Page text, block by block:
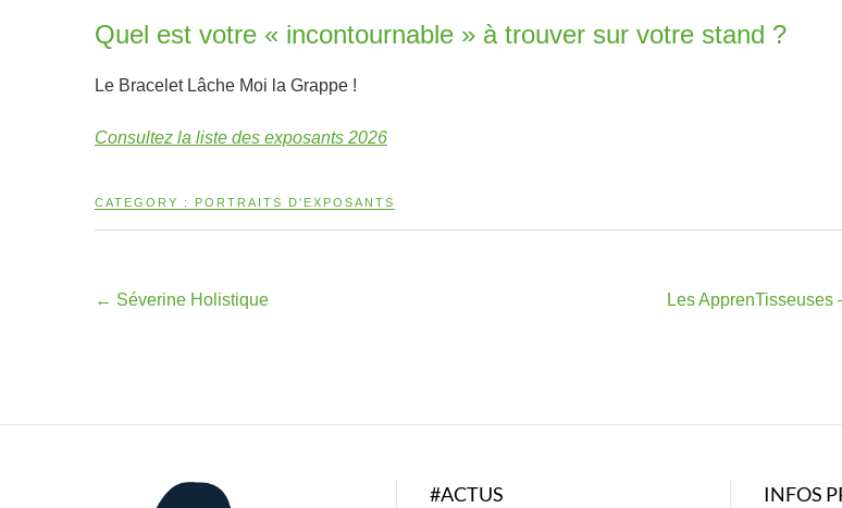
Quel est votre « incontournable » à trouver sur votre stand ?
Le Bracelet Lâche Moi la Grappe !
Consultez la liste des exposants 2026
CATEGORY : PORTRAITS D'EXPOSANTS
← Séverine Holistique Les ApprenTisseuses
#ACTUS INFOS